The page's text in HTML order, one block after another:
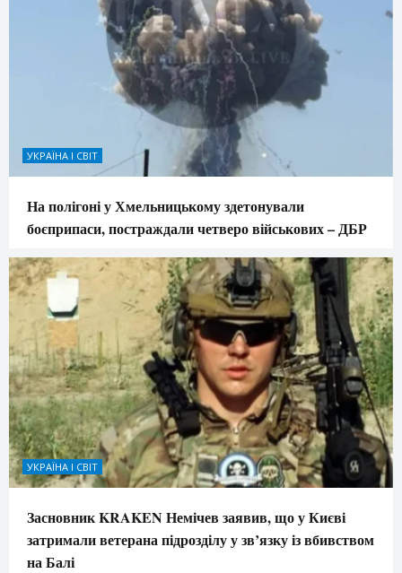
УКРАЇНА І СВІТ
На полігоні у Хмельницькому здетонували
боєприпаси, постраждали четверо військових – ДБР
УКРАЇНА І СВІТ
Засновник KRAKEN Немічев заявив, що у Києві
затримали ветерана підрозділу у зв’язку із вбивством
на Балі